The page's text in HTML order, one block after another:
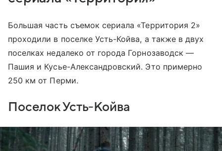
Большая часть съемок сериала «Территория 2»
проходили в поселке Усть-Койва, а также в двух
поселках недалеко от города Горнозаводск —
Пашия и Кусье-Александровский. Это примерно
250 км от Перми.
Поселок Усть-Койва